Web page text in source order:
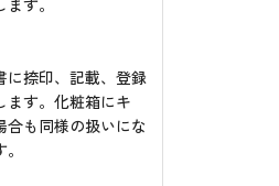
す。
に捺印、記載、登録
ます。化粧箱にキ
合も同様の扱いにな